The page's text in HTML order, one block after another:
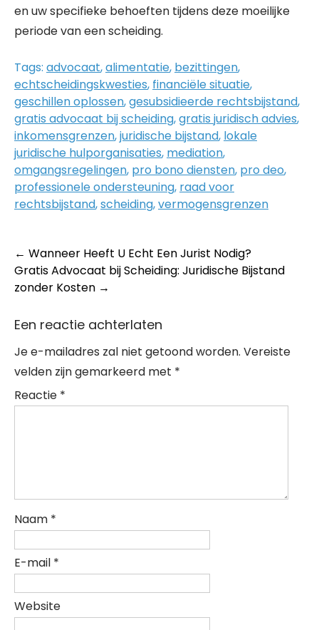
en uw specifieke behoeften tijdens deze moeilijke
periode van een scheiding.
Tags: advocaat,alimentatie, bezittingen,
echtscheidingskwesties, financiële situatie,
geschillen oplossen,gesubsidieerde rechtsbijstand,
gratis advocaat bij scheiding,gratis juridisch advies,
inkomensgrenzen,juridische bijstand, lokale
juridische hulporganisaties, mediation,
omgangsregelingen, pro bono diensten, pro deo,
professionele ondersteuning, raad voor
rechtsbijstand,scheiding,vermogensgrenzen
Post
navigation
← Wanneer Heeft U Echt Een Jurist Nodig?
Gratis Advocaat bij Scheiding: Juridische Bijstand
zonder Kosten →
Een reactie achterlaten
Je e-mailadres zal niet getoond worden. Vereiste
velden zijn gemarkeerd met *
Reactie *
Naam *
E-mail *
Website